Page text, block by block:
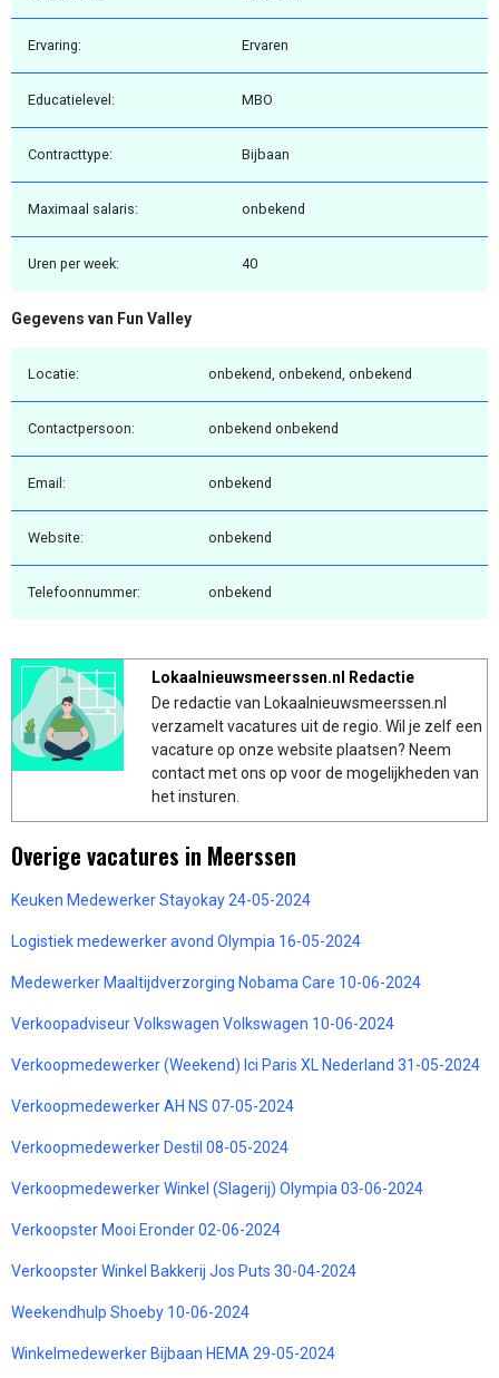
Ervaring: Ervaren
Educatielevel: MBO
Contracttype: Bijbaan
Maximaal salaris: onbekend
Uren per week: 40
Gegevens van Fun Valley
Locatie: onbekend, onbekend, onbekend
Contactpersoon: onbekend onbekend
Email: onbekend
Website: onbekend
Telefoonnummer: onbekend
Lokaalnieuwsmeerssen.nl Redactie
De redactie van Lokaalnieuwsmeerssen.nl
verzamelt vacatures uit de regio. Wil je zelf een
vacature op onze website plaatsen? Neem
contact met ons op voor de mogelijkheden van
het insturen.
Overige vacatures in Meerssen
Keuken Medewerker Stayokay 24-05-2024
Logistiek medewerker avond Olympia 16-05-2024
Medewerker Maaltijdverzorging Nobama Care 10-06-2024
Verkoopadviseur Volkswagen Volkswagen 10-06-2024
Verkoopmedewerker (Weekend) Ici Paris XL Nederland 31-05-2024
Verkoopmedewerker AH NS 07-05-2024
Verkoopmedewerker Destil 08-05-2024
Verkoopmedewerker Winkel (Slagerij) Olympia 03-06-2024
Verkoopster Mooi Eronder 02-06-2024
Verkoopster Winkel Bakkerij Jos Puts 30-04-2024
Weekendhulp Shoeby 10-06-2024
Winkelmedewerker Bijbaan HEMA 29-05-2024